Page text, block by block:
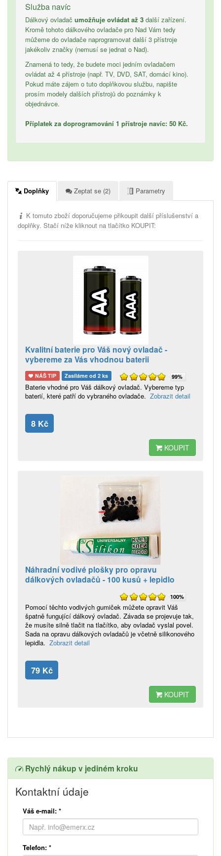
Služba navíc
Dálkový ovladač umožňuje ovládat až 3 další zařízení.
Kromě tohoto dálkového ovladače pro Nad Vám tedy
můžeme do ovladače naprogramovat další 3 přístroje
jakékoliv značky (nemusí se jednat o Nad).
Znamená to tedy, že budete moci jedním ovladačem
ovládat až 4 přístroje (např. TV, DVD, SAT, domácí kino).
Pokud máte zájem o tuto doplňkovou službu, napište
prosím modely dalších přístrojů do poznámky k
objednávce.
Příplatek za doprogramování 1 přístroje navíc: 50 Kč.
Doplňky Zeptat se (2) Parametry
K tomuto zboží doporučujeme přikoupit další příslušenství a
doplňky. Stačí níže kliknout na tlačítko KOUPIT:
Kvalitní baterie pro Váš nový ovladač -
vybereme za Vás vhodnou baterii
NÁŠ TIP Zasíláme od 2 ks 99%
Baterie vhodné pro Váš dálkový ovladač. Vybereme typ
baterií, které patří do vybraného ovladače. Zobrazit detail
8 Kč
KOUPIT
Náhradní vodivé plošky pro opravu
dálkových ovladačů - 100 kusů + lepidlo
100%
Pomocí těchto vodivých gumiček můžete opravit Váš
špatně fungující dálkový ovladač. Závada se projevuje tak,
že musíte silně tlačit na tlačítko, aby ovladač vyslal povel.
Sada na opravu dálkových ovladačů je včetně silikonového
lepidla. Zobrazit detail
79 Kč
KOUPIT
Rychlý nákup v jediném kroku
Kontaktní údaje
Váš e-mail: *
Telefon: *